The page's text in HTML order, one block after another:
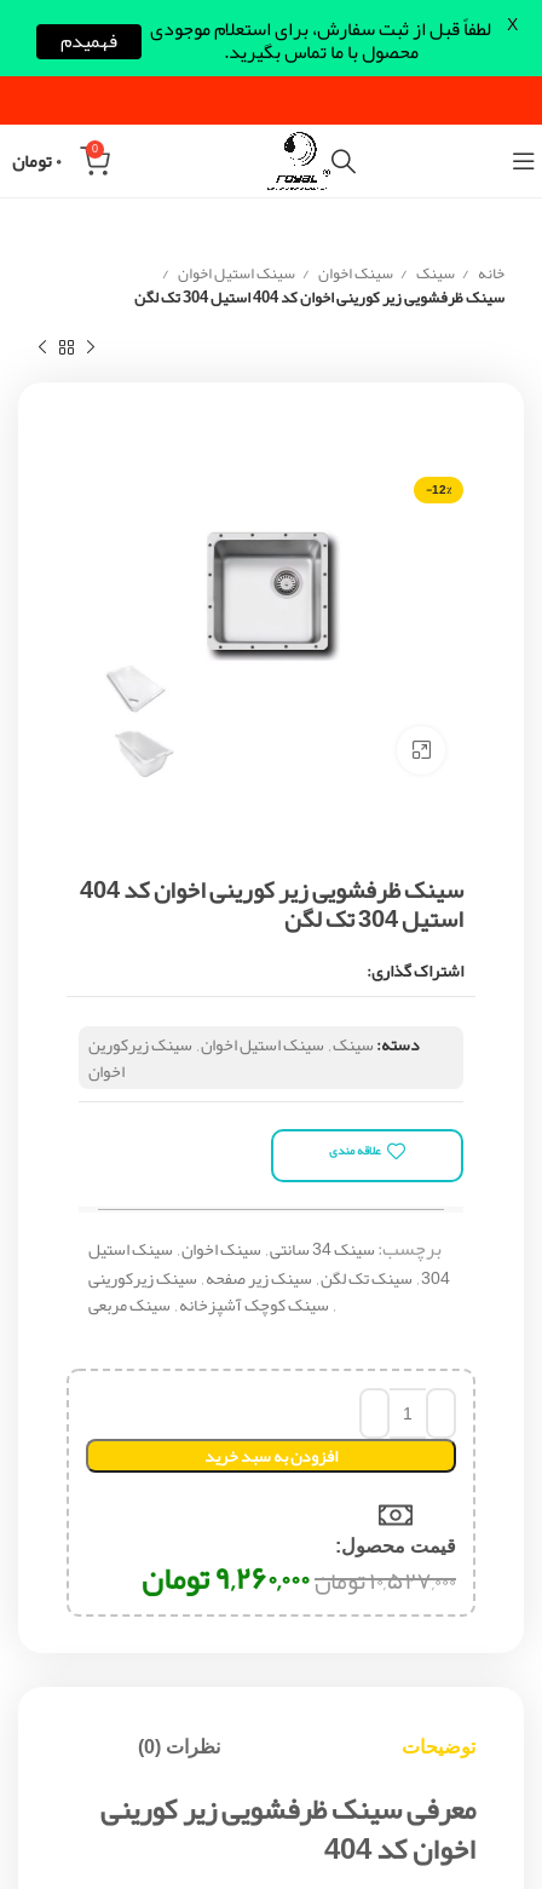
0 ۰تومان
خانه سینک سینک اخوان سینک استیل اخوان
سینک ظرفشویی زیر کورینی اخوان کد 404 استیل 304 تک لگن
-12%
سینک ظرفشویی زیر کورینی اخوان کد 404
استیل 304 تک لگن
اشتراک گذاری:
دسته:سینک,سینک استیل اخوان,سینک زیرکورین
اخوان
علاقه مندی
برچسب:سینک 34 سانتی ,سینک اخوان,سینک استیل
304
,سینک تک لگن,سینک زیر صفحه,سینک زیرکورینی
,سینک کوچک آشپزخانه,سینک مربعی
افزودن به سبد خرید
قیمت محصول:​
۱۰,۵۲۷,۰۰۰تومان۹,۲۶۰,۰۰۰تومان
توضیحات نظرات (0)
معرفی سینک ظرفشویی زیر کورینی
اخوان کد 404
لطفاً قبل از ثبت سفارش، برای استعلام موجودی
محصول با ما تماس بگیرید. فهمیدم X